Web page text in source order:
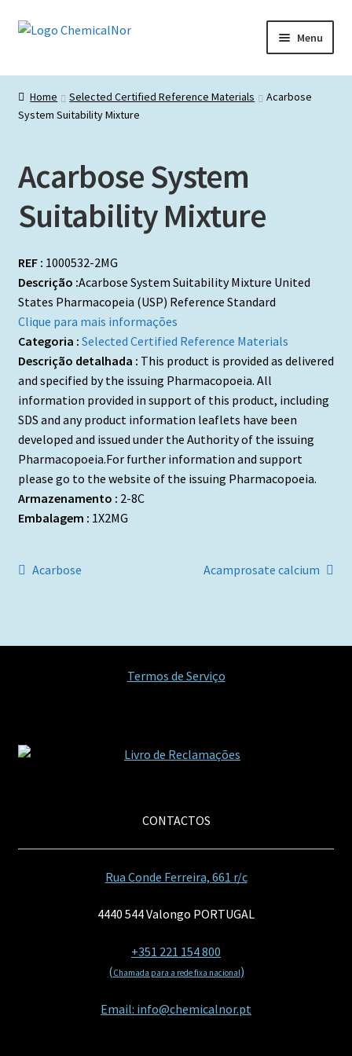
Ir
Saltar
Menu
Início
Lista de produtos
Home Selected Certified Reference Materials
Acarbose
System Suitability Mixture
Acarbose System
Suitability Mixture
REF : 1000532-2MG
Descrição :Acarbose System Suitability Mixture United
States Pharmacopeia (USP) Reference Standard
Clique para mais informações
Categoria : Selected Certified Reference Materials
Descrição detalhada : This product is provided as delivered
and specified by the issuing Pharmacopoeia. All
information provided in support of this product, including
SDS and any product information leaflets have been
developed and issued under the Authority of the issuing
Pharmacopoeia.For further information and support
please go to the website of the issuing Pharmacopoeia.
Armazenamento : 2-8C
Embalagem : 1X2MG
Navegação
Artigo
Acarbose
Artigo
Acamprosate calcium
Termos de Serviço
CONTACTOS
Rua Conde Ferreira, 661 r/c
4440 544 Valongo PORTUGAL
+351 221 154 800
(Chamada para a rede fixa nacional)
Email: info@chemicalnor.pt